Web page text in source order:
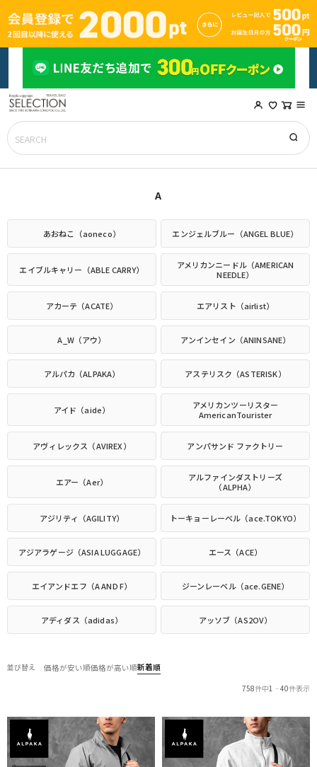
A
あおねこ（aoneco） エンジェルブルー（ANGEL BLUE）
エイブルキャリー（ABLE CARRY）
アメリカンニードル（AMERICAN
NEEDLE）
アカーテ（ACATE） エアリスト（airlist）
A_W（アウ） アンインセイン（ANINSANE）
アルパカ（ALPAKA） アステリスク（ASTERISK）
アイド（aide）
アメリカンツーリスター
AmericanTourister
アヴィレックス（AVIREX） アンパサンド ファクトリー
エアー（Aer）
アルファインダストリーズ
（ALPHA）
アジリティ（AGILITY） トーキョーレーベル（ace.TOKYO）
アジアラゲージ（ASIA LUGGAGE） エース（ACE）
エイアンドエフ（A AND F） ジーンレーベル（ace.GENE）
アディダス（adidas） アッソブ（AS2OV）
並び替え 価格が安い順価格が高い順新着順
758件中1 - 40件表示